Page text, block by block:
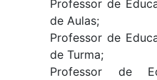
Professor de
de Aulas;
Professor de
de Turma;
Professor de